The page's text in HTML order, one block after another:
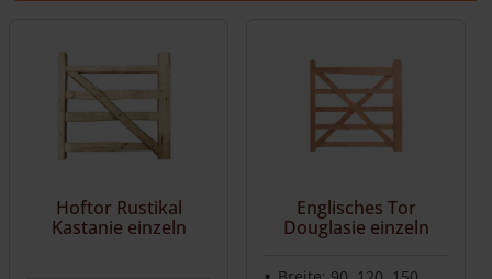
Hoftor Rustikal
Kastanie einzeln
Englisches Tor
Douglasie einzeln